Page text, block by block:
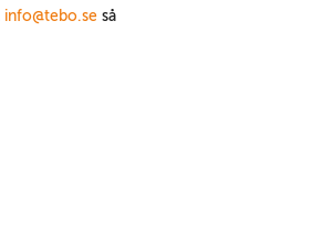
info@tebo.se så